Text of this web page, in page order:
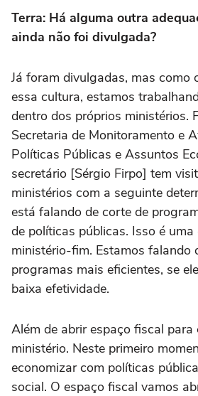
Terra: Há alguma outra
ainda não foi divulgada?
Já foram divulgadas, mas como
essa cultura, estamos
dentro dos próprios ministérios.
Secretaria de Monitoramento e
Políticas Públicas e Assuntos
secretário [Sérgio Firpo] tem
ministérios com a seguinte
está falando de corte de
de políticas públicas. Isso é uma
ministério-fim. Estamos falando
programas mais eficientes, se
baixa efetividade.
Além de abrir espaço fiscal para
ministério. Neste primeiro
economizar com políticas
social. O espaço fiscal vamos